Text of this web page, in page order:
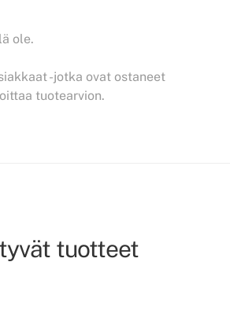
ole.
-jotka ovat ostaneet
tuotearvion.
tuotteet